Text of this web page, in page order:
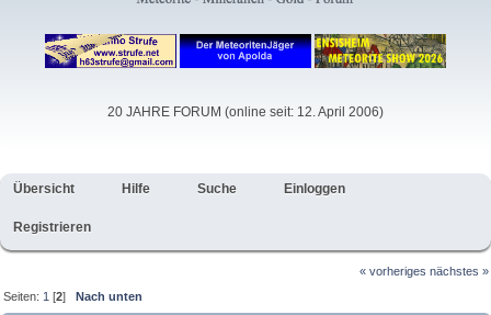
20 JAHRE FORUM (online seit: 12. April 2006)
Übersicht Hilfe Suche Einloggen
Registrieren
« vorheriges nächstes »
Seiten: 1 [2]Nach unten